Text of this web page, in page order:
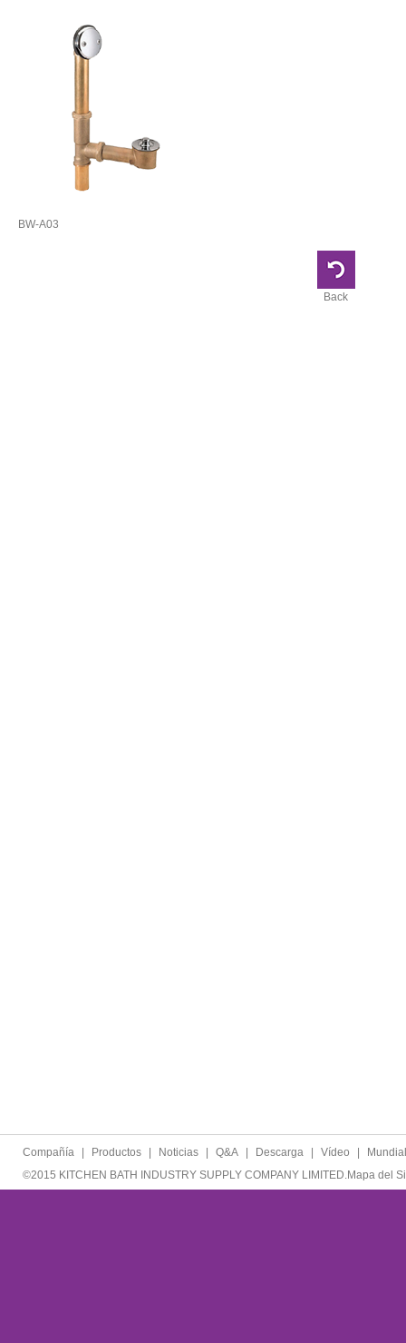
BW-A03
Back
Compañía Productos Noticias Q&A Descarga Vídeo
Mundial
©2015 KITCHEN BATH INDUSTRY SUPPLY COMPANY LIMITED.Mapa del